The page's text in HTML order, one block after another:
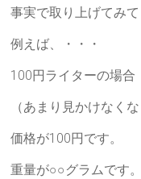
「人
く
り・
業
く
り・
事実で取り上げてみて
例えば、・・・
100円ライターの場合
（あまり見かけなく
価格が100円です。
重量が○○グラムです。